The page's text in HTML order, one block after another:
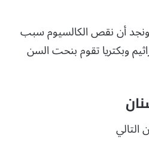
أن نقص الكالسيوم سبب
وبكتريا تقوم بنحت السن